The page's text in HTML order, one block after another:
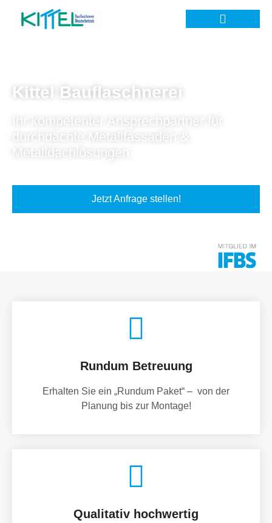
Kittel Bauflaschnerei
Ihr kompetenter Ansprechpartner für
durchdachte Metallfassaden &
Metalldachlösungen.
Jetzt Anfrage stellen!
Rundum Betreuung
Erhalten Sie ein „Rundum Paket“ – von der
Planung bis zur Montage!
Qualitativ hochwertig